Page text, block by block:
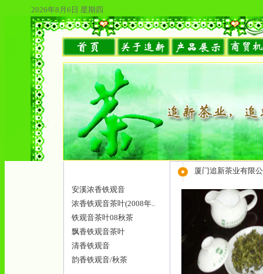
2026年8月6日 星期四
安溪浓香铁观音
浓香铁观音茶叶(2008年..
铁观音茶叶08秋茶
飘香铁观音茶叶
清香铁观音
韵香铁观音/秋茶
厦门追新茶业有限